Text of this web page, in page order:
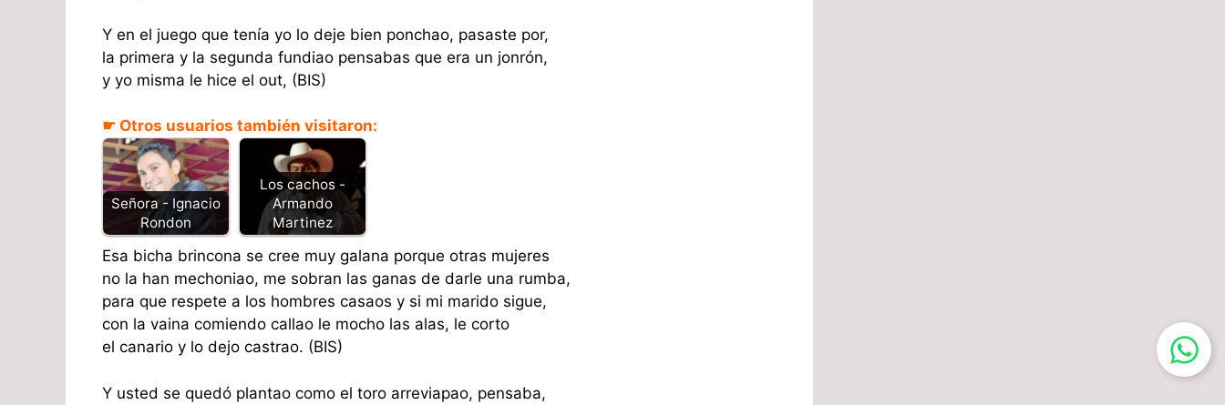
Y en el juego que tenía yo lo deje bien ponchao, pasaste por,
la primera y la segunda fundiao pensabas que era un jonrón,
y yo misma le hice el out, (BIS)
☛ Otros usuarios también visitaron:
Señora - Ignacio
Rondon
Los cachos -
Armando
Martinez
Esa bicha brincona se cree muy galana porque otras mujeres
no la han mechoniao, me sobran las ganas de darle una rumba,
para que respete a los hombres casaos y si mi marido sigue,
con la vaina comiendo callao le mocho las alas, le corto
el canario y lo dejo castrao. (BIS)
Y usted se quedó plantao como el toro arreviapao, pensaba,